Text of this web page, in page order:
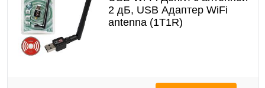
2 дБ, USB Адаптер WiFi
antenna (1T1R)